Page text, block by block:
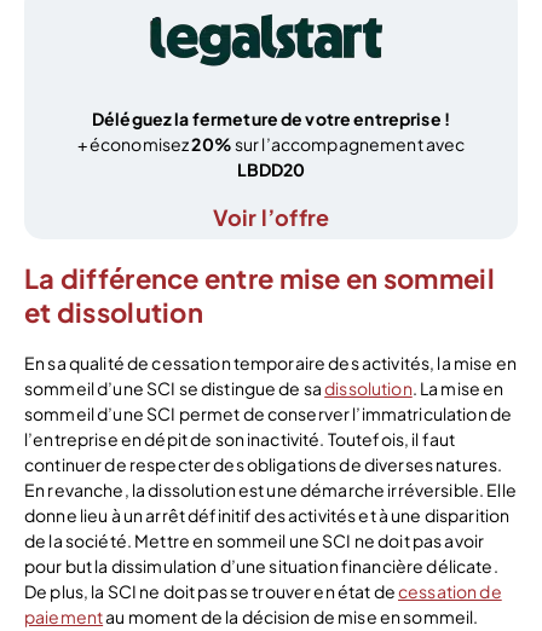
Déléguez la fermeture de votre entreprise !
+ économisez20%sur l’accompagnement avec
LBDD20
Voir l’offre
La différence entre mise en sommeil
et dissolution
En sa qualité de cessation temporaire des activités, la mise en
sommeil d’une SCI se distingue de sadissolution. La mise en
sommeil d’une SCI permet de conserver l’immatriculation de
l’entreprise en dépit de son inactivité. Toutefois, il faut
continuer de respecter des obligations de diverses natures.
En revanche, la dissolution est une démarche irréversible. Elle
donne lieu à un arrêt définitif des activités et à une disparition
de la société. Mettre en sommeil une SCI ne doit pas avoir
pour but la dissimulation d’une situation financière délicate.
De plus, la SCI ne doit pas se trouver en état decessation de
paiementau moment de la décision de mise en sommeil.